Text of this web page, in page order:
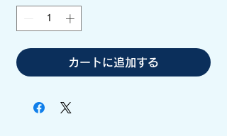
カートに追加する